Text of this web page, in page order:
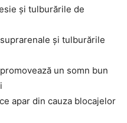
și tulburările de
și tulburările
un somn bun
apar din cauza blocajelor